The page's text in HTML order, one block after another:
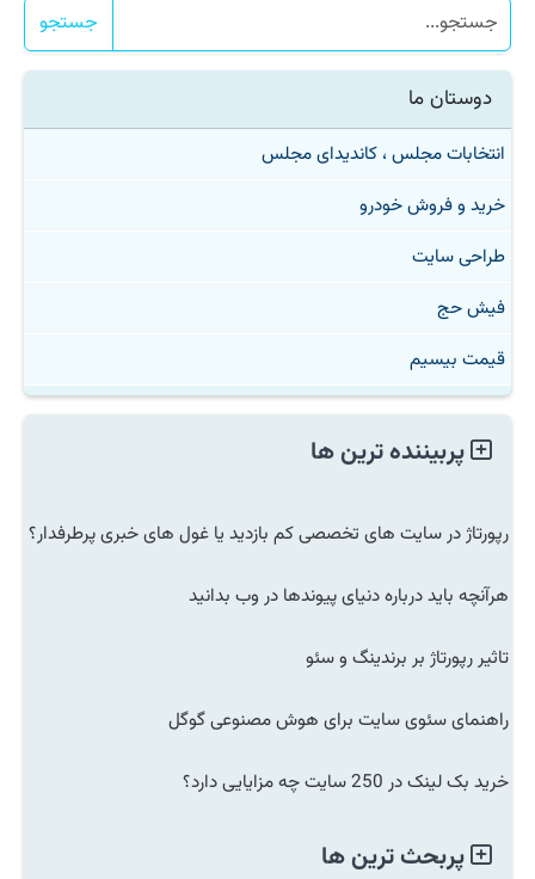
جستجو
دوستان ما
انتخابات مجلس ، کاندیدای مجلس
خرید و فروش خودرو
طراحی سایت
فیش حج
قیمت بیسیم
پربیننده ترین ها
رپورتاژ در سایت های تخصصی کم بازدید یا غول های خبری پرطرفدار؟
هرآنچه باید درباره دنیای پیوندها در وب بدانید
تاثیر رپورتاژ بر برندینگ و سئو
راهنمای سئوی سایت برای هوش مصنوعی گوگل
خرید بک لینک در 250 سایت چه مزایایی دارد؟
پربحث ترین ها